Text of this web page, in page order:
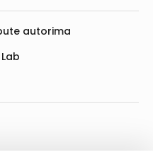
autorima